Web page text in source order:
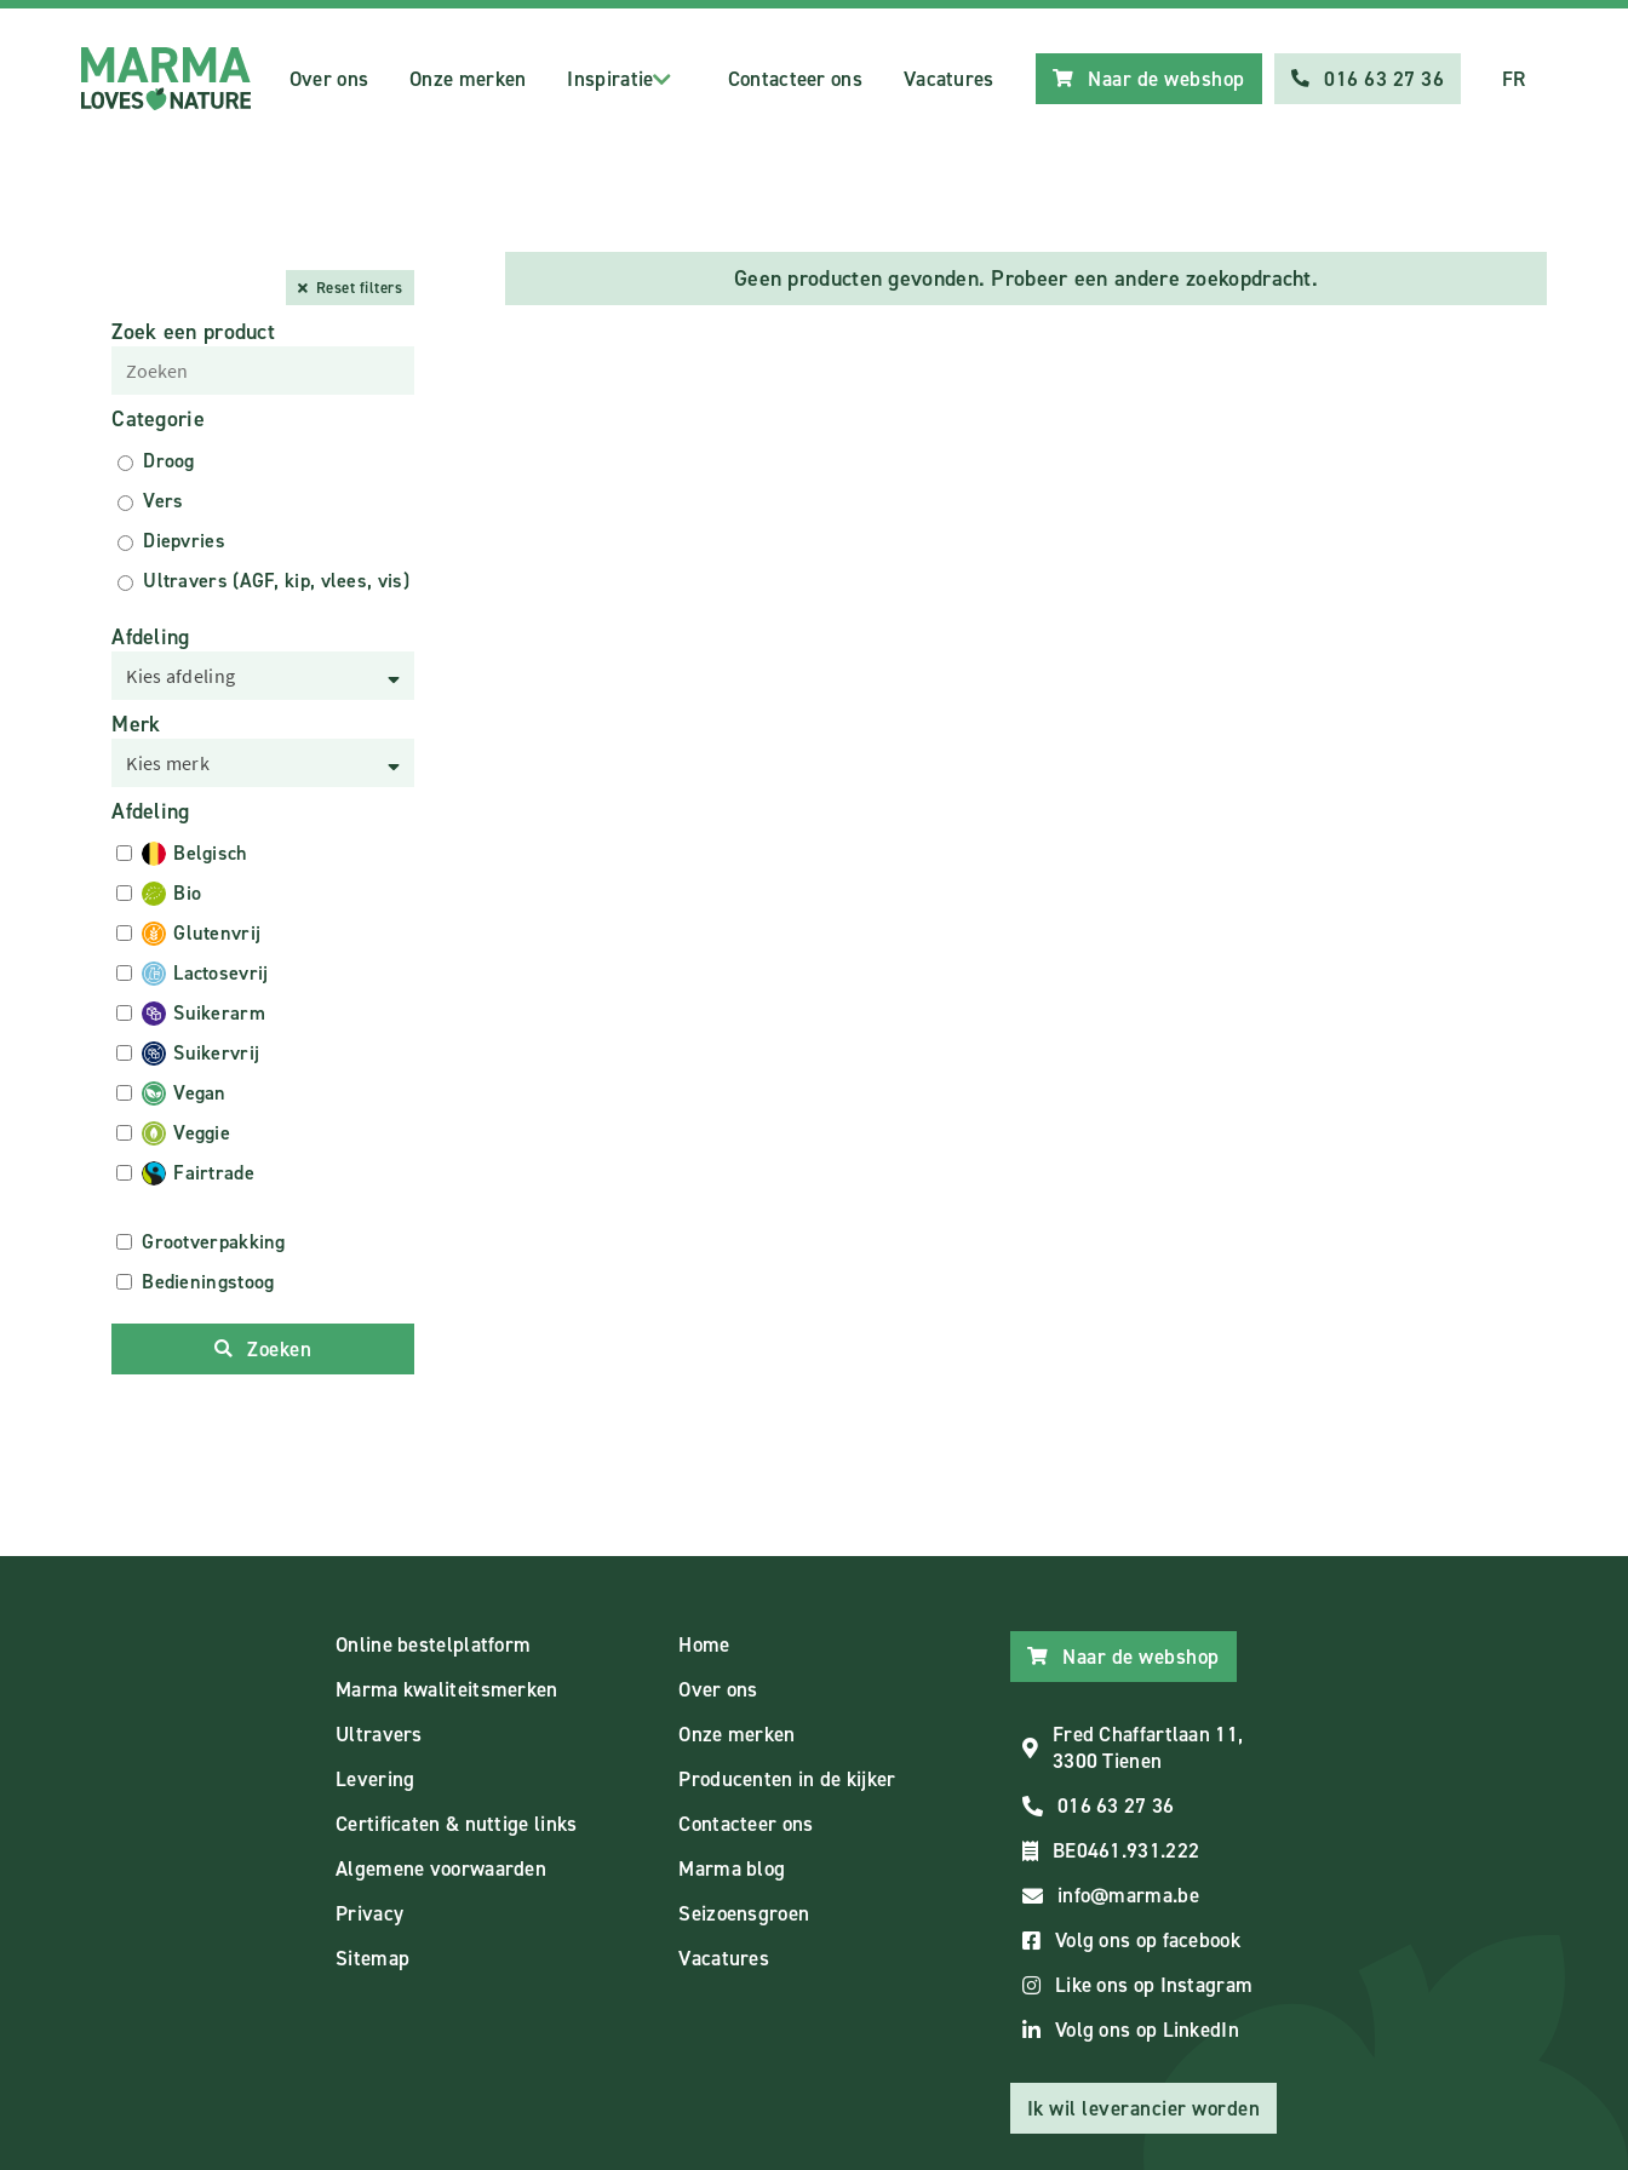
Over ons Onze merken Inspiratie Contacteer ons Vacatures Naar de webshop 016 63 27 36 FR
Reset filters
Zoek een product
Categorie
Droog
Vers
Diepvries
Ultravers (AGF, kip, vlees, vis)
Afdeling
Kies afdeling
Merk
Kies merk
Afdeling
Belgisch
Bio
Glutenvrij
Lactosevrij
Suikerarm
Suikervrij
Vegan
Veggie
Fairtrade
Grootverpakking
Bedieningstoog
Zoeken
Geen producten gevonden. Probeer een andere zoekopdracht.
Online bestelplatform
Marma kwaliteitsmerken
Ultravers
Levering
Certificaten & nuttige links
Algemene voorwaarden
Privacy
Sitemap
Home
Over ons
Onze merken
Producenten in de kijker
Contacteer ons
Marma blog
Seizoensgroen
Vacatures
Naar de webshop
Fred Chaffartlaan 11,
3300 Tienen
016 63 27 36
BE0461.931.222
info@marma.be
Volg ons op facebook
Like ons op Instagram
Volg ons op LinkedIn
Ik wil leverancier worden